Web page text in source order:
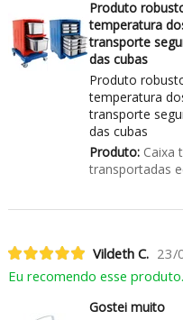
Produto
temperatura
transporte
das cubas
Produto
temperatura
transporte
das cubas
Produto:Caixa
transportadas
Vildeth C. 23/
Eu recomendo esse produto.
Gostei muito